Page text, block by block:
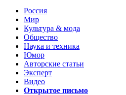
Россия
Мир
Культура & мода
Общество
Наука и техника
Юмор
Авторские статьи
Эксперт
Видео
Открытое письмо